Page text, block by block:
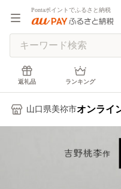
Pontaポイントでふるさと納税
返礼品 ランキング
山口県美祢市オンライ